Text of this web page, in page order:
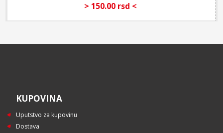
> 150.00 rsd <
KUPOVINA
Uputstvo za kupovinu
Dostava